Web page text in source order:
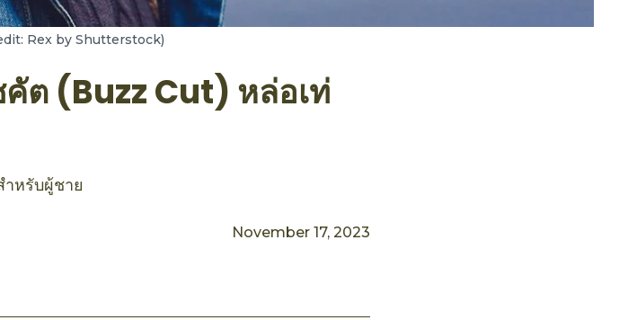
Rex by Shutterstock)
ต (Buzz Cut) หล่อเท่
หรับผู้ชาย
November 17, 2023